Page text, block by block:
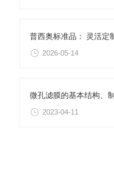
2026-05-14
2023-04-11